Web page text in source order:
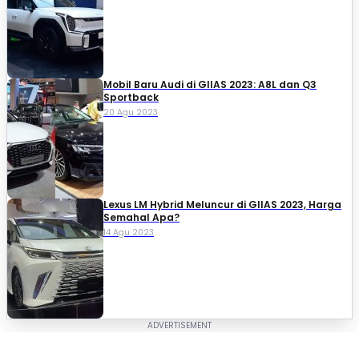
Mobil Baru Audi di GIIAS 2023: A8L dan Q3
Sportback
20 Agu 2023
Lexus LM Hybrid Meluncur di GIIAS 2023, Harga
Semahal Apa?
14 Agu 2023